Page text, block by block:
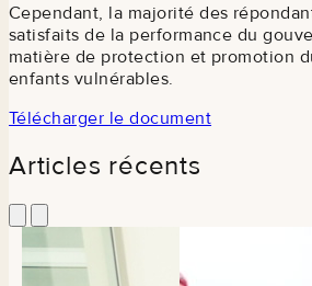
Cependant, la majorité des
satisfaits de la performance du
matière de protection et promotion
enfants vulnérables.
Télécharger le document
Articles récents